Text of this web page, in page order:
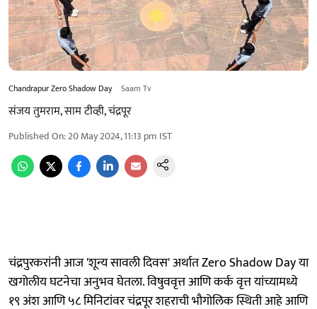
Chandrapur Zero Shadow Day Saam Tv
संजय तुमराम, साम टीव्ही, चंद्रपूर
Published On:20 May 2024, 11:13 pm IST
चंद्रपुरकरांनी आज 'शून्य सावली दिवस' अर्थात Zero Shadow Day या
खगोलीय घटनेचा अनुभव घेतला. विषुववृत्त आणि कर्क वृत्त यांच्यामध्ये
१९ अंश आणि ५८ मिनिटांवर चंद्रपूर शहराची भौगोलिक स्थिती आहे आणि